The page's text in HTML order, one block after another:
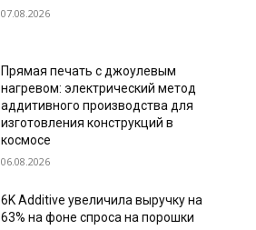
07.08.2026
Прямая печать с джоулевым
нагревом: электрический метод
аддитивного производства для
изготовления конструкций в
космосе
06.08.2026
6K Additive увеличила выручку на
63% на фоне спроса на порошки